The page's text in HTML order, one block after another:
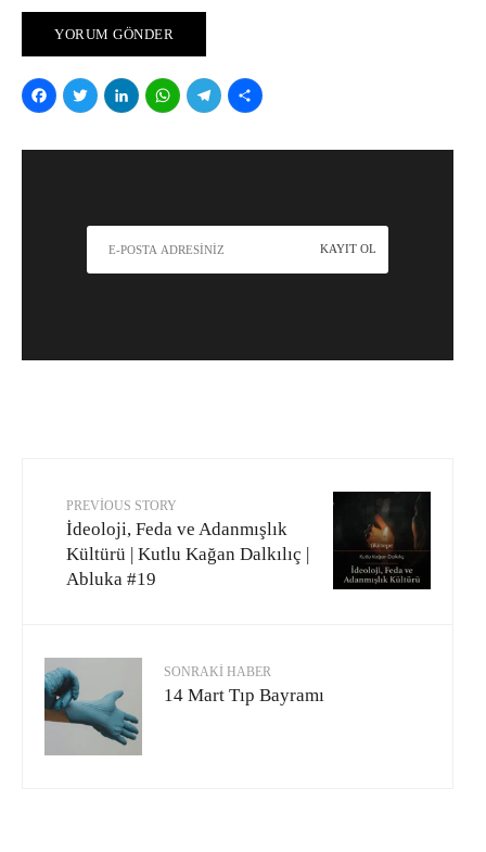
Facebook
Twitter
LinkedIn
WhatsApp
Telegram
PREVIOUS STORY
İdeoloji, Feda ve Adanmışlık
Kültürü | Kutlu Kağan Dalkılıç |
Abluka #19
SONRAKI HABER
14 Mart Tıp Bayramı